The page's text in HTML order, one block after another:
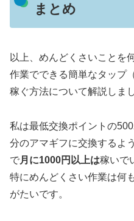
まとめ
以上、めんどくさいことを
作業でできる簡単なタップ
稼ぐ方法について解説しまし
私は最低交換ポイントの
分のアマギフに交換するよ
で月に1000円以上は稼いで
特にめんどくさい作業は何
がたいです。